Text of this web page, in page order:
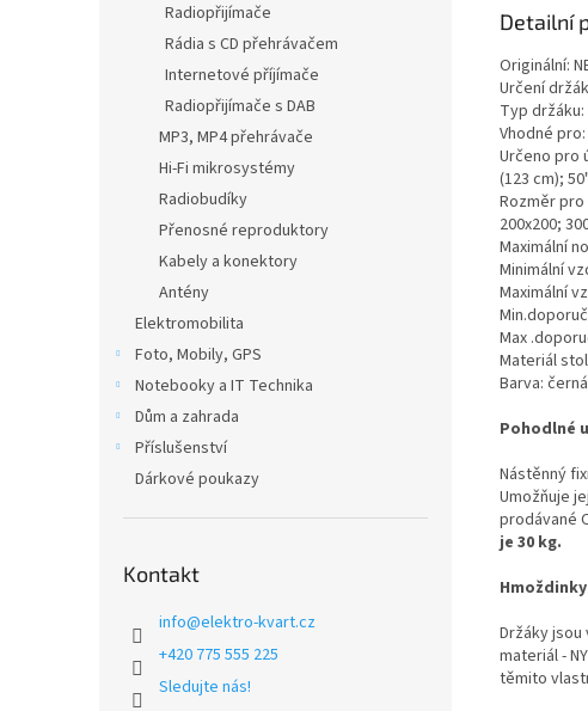
Radiopřijímače
Rádia s CD přehrávačem
Internetové příjímače
Radiopřijímače s DAB
MP3, MP4 přehrávače
Hi-Fi mikrosystémy
Radiobudíky
Přenosné reproduktory
Kabely a konektory
Antény
Elektromobilita
Foto, Mobily, GPS
Notebooky a IT Technika
Dům a zahrada
Příslušenství
Dárkové poukazy
Kontakt
info@elektro-kvart.cz
+420 775 555 225
Sledujte nás!
Detailní
Originální:
Určení
Typ
Vhodné pro:
Určeno pro
(123 cm);
Rozměr pro
200x200;
Maximální
Minimální
Maximální
Max
Materiál
Barva: černá
Pohodlné
Nástěnný
Umožňuje
prodávané
je 30 kg.
Hmoždinky
Držáky
materiál -
těmito